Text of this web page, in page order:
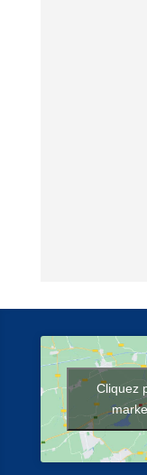
Cliquez